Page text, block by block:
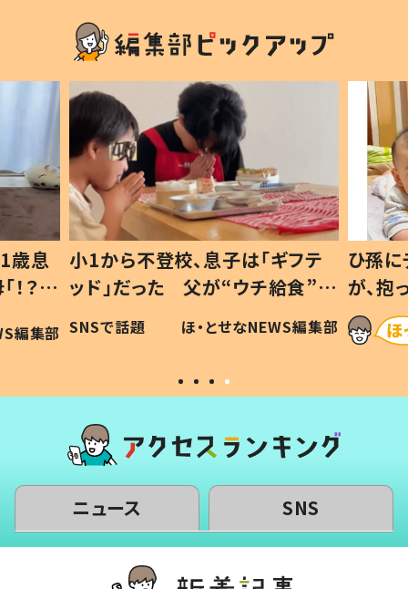
歳息
？」
編集部
小1から不登校、息子は「ギフテ
ッド」だった 父が“ウチ給食”を
作り続ける理由とは #令和の親
#令和の子
SNSで話題 ほ・とせなNEWS編集部
ひ孫
が、
「涙が
い」
ニュース SNS